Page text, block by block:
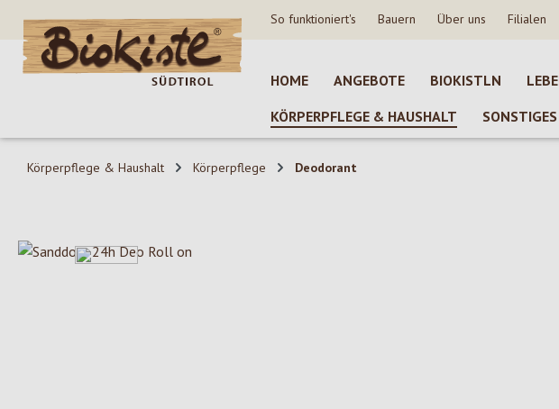
Hauptinhalt springen
Zur Suche springen
Zur Hauptnavigation springen So funktioniert's Bauern Über uns Filialen
HOME ANGEBOTE BIOKISTLN
KÖRPERPFLEGE & HAUSHALT
SONSTIGES
Körperpflege & Haushalt Körperpflege Deodorant
Bildergalerie überspringen